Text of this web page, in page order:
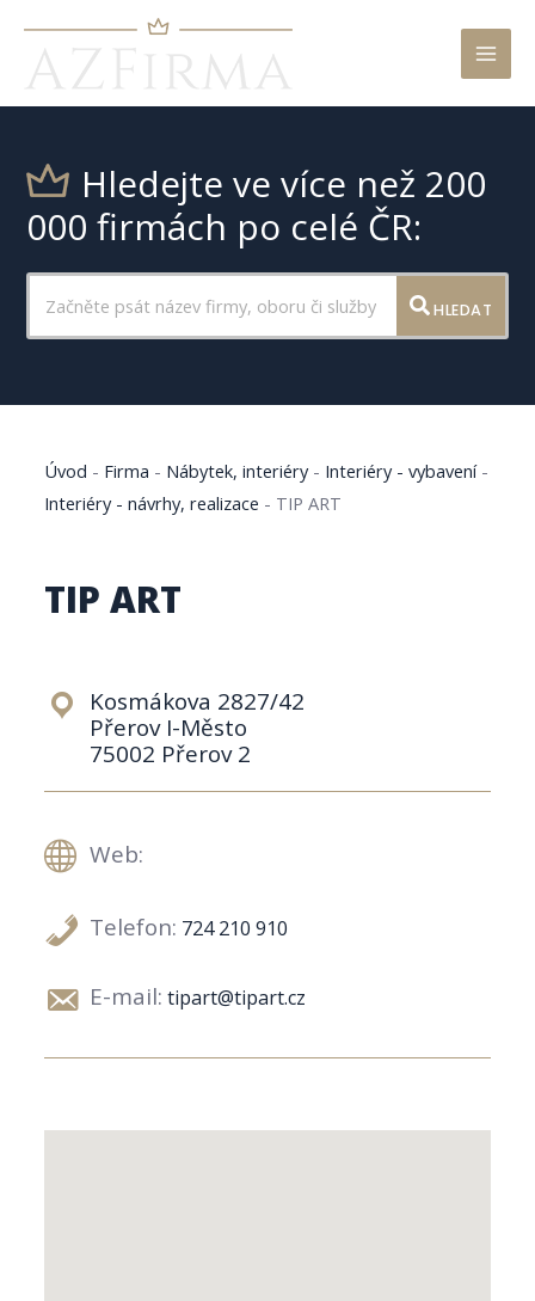
Hledejte ve více než 200
000 firmách po celé ČR:
HLEDAT
Úvod - Firma - Nábytek, interiéry- Interiéry - vybavení-
Interiéry - návrhy, realizace - TIP ART
TIP ART
Kosmákova 2827/42
Přerov I-Město
75002 Přerov 2
Web:
Telefon: 724 210 910
E-mail: tipart@tipart.cz